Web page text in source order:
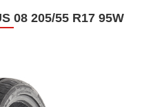
08 205/55 R17 95W